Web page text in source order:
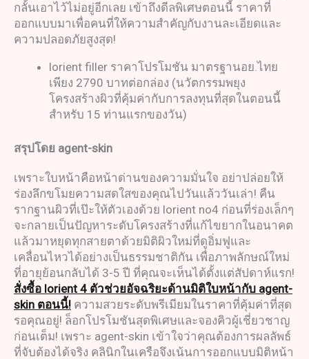
กลั้นเอาไว้ไม่อยู่อีกเลย เข้าถึงดีลพิเศษตอนนี้ ราคาที่
ออกแบบมาเพื่อคนที่ให้ความสำคัญกับงานละเอียดและ
ความปลอดภัยสูงสุด!
lorient filler ราคาโปรโมชัน มาตรฐานอย.ไทย
เพียง 2790 บาทต่อกล่อง (นวัตกรรมพยุง
โครงสร้างผิวที่คุ้มค่ากับการลงทุนที่สุดในตอนนี้
สำหรับ 15 ท่านแรกของวัน)
สรุปโดย agent-skin
เพราะใบหน้าคือหน้าด่านของความมั่นใจ อย่าปล่อยให้
ร่องลึกขโมยความสดใสของคุณไปวันแล้ววันเล่า! คืน
รากฐานผิวที่เป๊ะให้ตัวเองด้วย lorient no4 ก่อนที่ร่องเล็กๆ
จะกลายเป็นปัญหาระดับโครงสร้างที่แก้ไขยากในอนาคต
แล้วมาหยุดทุกสายตาด้วยมิติผิวใหม่ที่ดูอิ่มฟูและ
เคลื่อนไหวได้อย่างเป็นธรรมชาติกัน เพื่อภาพลักษณ์ใหม่
ที่อายุย้อนกลับได้ 3-5 ปี ที่คุณจะเห็นได้ตั้งแต่สัปดาห์แรก!
สั่งซื้อ lorient 4 ตัวช่วยอัจฉริยะด้านมิติใบหน้ากับ agent-
skin ตอนนี้! ความสวยระดับพรีเมียมในราคาที่คุ้มค่าที่สุด
รอคุณอยู่! ล็อกโปรโมชันสุดพิเศษและจองคิวผู้เชี่ยวชาญ
ก่อนเต็ม! เพราะ agent-skin เข้าใจว่าคุณต้องการผลลัพธ์
ที่จับต้องได้จริง คลินิกในเครือจึงเน้นการออกแบบมิติหน้า